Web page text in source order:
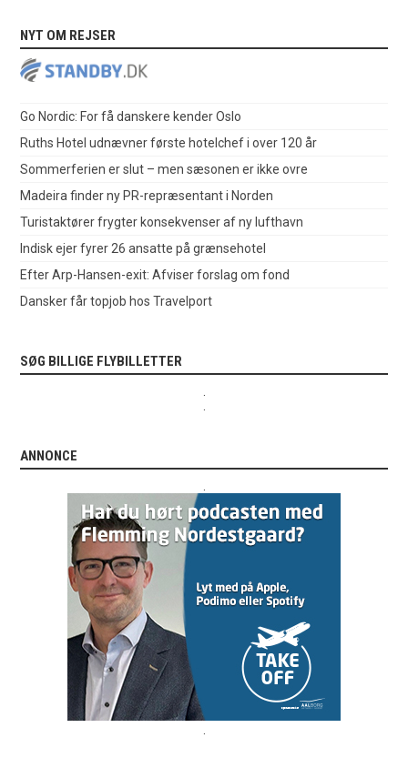
NYT OM REJSER
Go Nordic: For få danskere kender Oslo
Ruths Hotel udnævner første hotelchef i over 120 år
Sommerferien er slut – men sæsonen er ikke ovre
Madeira finder ny PR-repræsentant i Norden
Turistaktører frygter konsekvenser af ny lufthavn
Indisk ejer fyrer 26 ansatte på grænsehotel
Efter Arp-Hansen-exit: Afviser forslag om fond
Dansker får topjob hos Travelport
SØG BILLIGE FLYBILLETTER
ANNONCE